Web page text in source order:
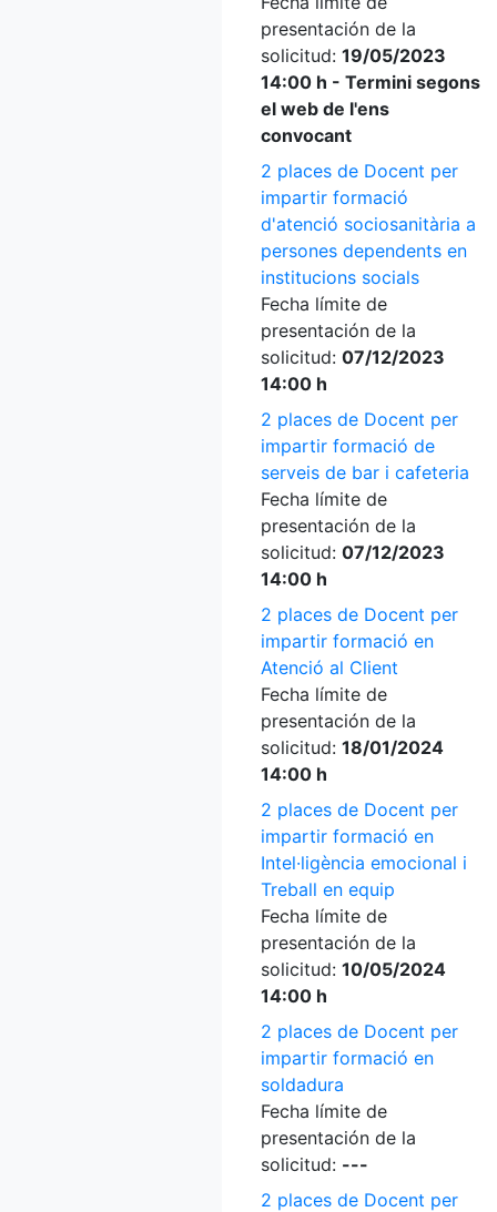
presentación de la
solicitud: 19/05/2023
14:00 h - Termini segons
el web de l'ens
convocant
2 places de Docent per
impartir formació
d'atenció sociosanitària a
persones dependents en
institucions socials
Fecha límite de
presentación de la
solicitud: 07/12/2023
14:00 h
2 places de Docent per
impartir formació de
serveis de bar i cafeteria
Fecha límite de
presentación de la
solicitud: 07/12/2023
14:00 h
2 places de Docent per
impartir formació en
Atenció al Client
Fecha límite de
presentación de la
solicitud: 18/01/2024
14:00 h
2 places de Docent per
impartir formació en
Intel·ligència emocional i
Treball en equip
Fecha límite de
presentación de la
solicitud: 10/05/2024
14:00 h
2 places de Docent per
impartir formació en
soldadura
Fecha límite de
presentación de la
solicitud: ---
2 places de Docent per